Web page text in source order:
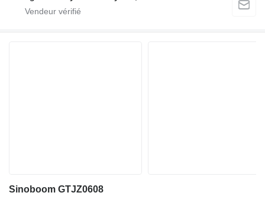
Sinoboom GTJZ0608